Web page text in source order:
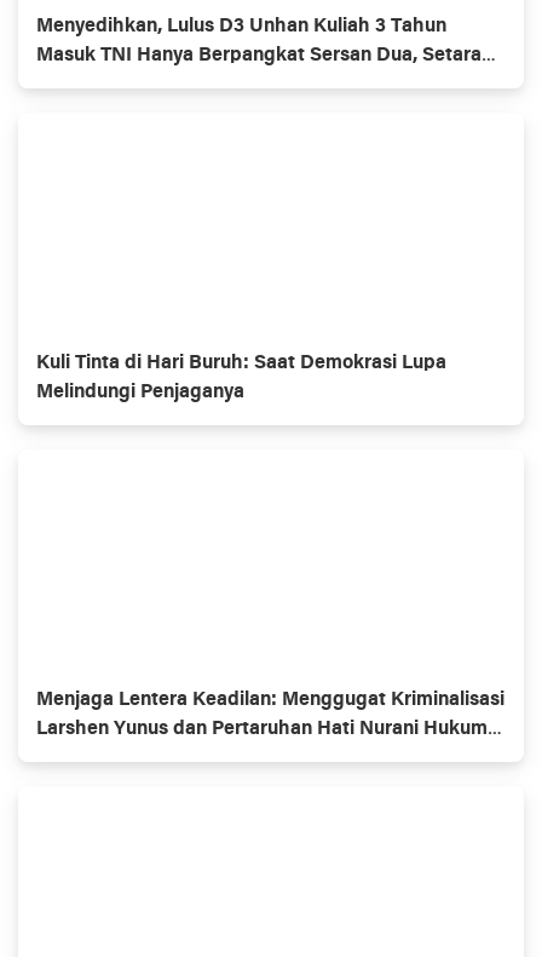
Menyedihkan, Lulus D3 Unhan Kuliah 3 Tahun
Masuk TNI Hanya Berpangkat Sersan Dua, Setara
Lulusan SMU.
Kuli Tinta di Hari Buruh: Saat Demokrasi Lupa
Melindungi Penjaganya
Menjaga Lentera Keadilan: Menggugat Kriminalisasi
Larshen Yunus dan Pertaruhan Hati Nurani Hukum
di PN Jakarta Selatan